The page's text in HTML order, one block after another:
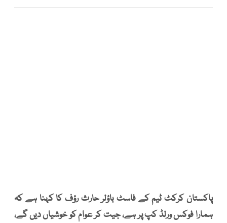
پاکستان کرکٹ ٹیم کے فاسٹ باؤلر حارث رؤف کا کہنا ہے کہ
ہمارا فوکس ورلڈ کپ پر ہے، جیت کر عوام کو خوشیاں دیں گے،